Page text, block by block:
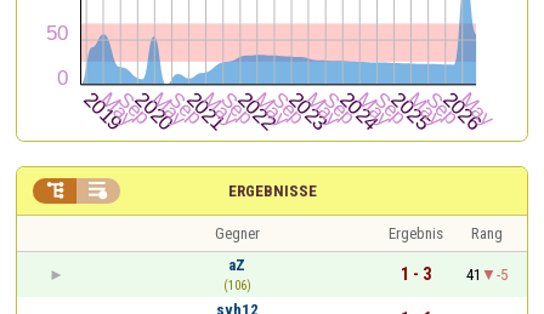
ERGEBNISSE
 
Gegner Ergebnis
Rang
aZ
(106)
1 - 3 41
-5
svh12